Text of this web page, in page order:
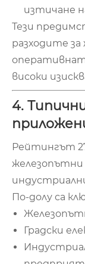
изтичане
Тези
разходите
високи
4.
Рейтингът
железопътни
По-долу са
Градски